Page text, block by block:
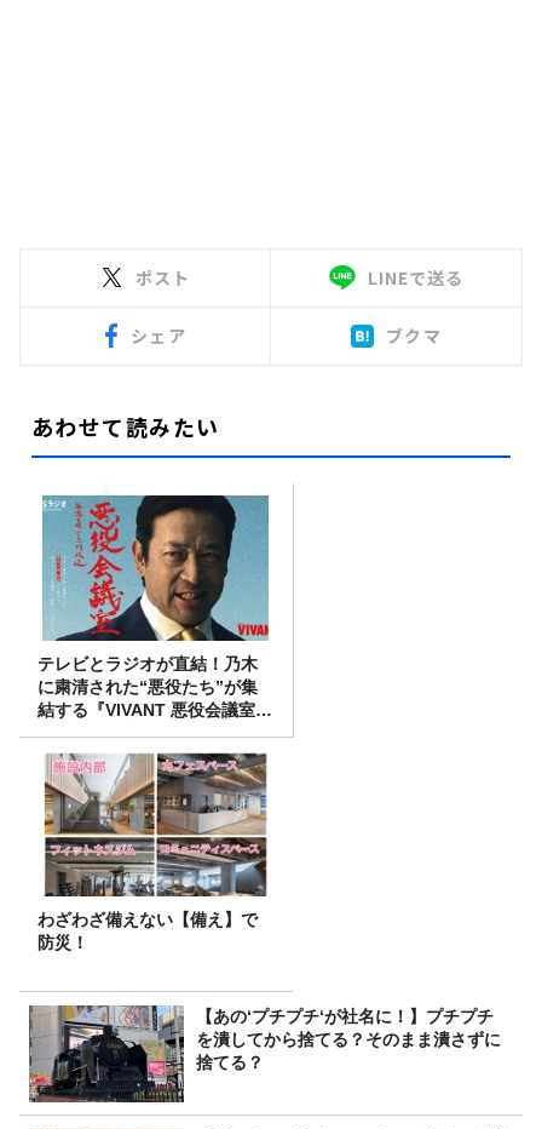
ポスト LINEで送る
シェア ブクマ
あわせて読みたい
テレビとラジオが直結！乃木
に粛清された“悪役たち”が集
結する『VIVANT 悪役会議室』
7/26(日)23時スタート！
わざわざ備えない【備え】で
防災！
【あの‘プチプチ‘が社名に！】プチプチ
を潰してから捨てる？そのまま潰さずに
捨てる？